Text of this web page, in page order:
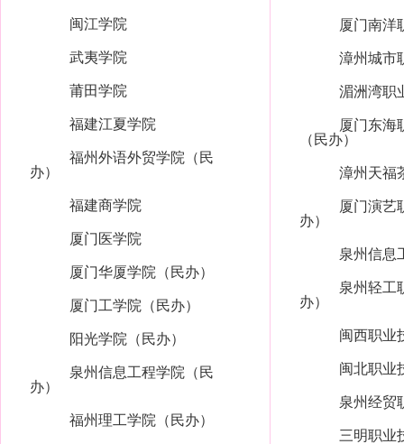
闽江学院
武夷学院
莆田学院
福建江夏学院
福州外语外贸学院（民
办）
福建商学院
厦门医学院
厦门华厦学院（民办）
厦门工学院（民办）
阳光学院（民办）
泉州信息工程学院（民
办）
福州理工学院（民办）
厦门南洋
漳州城市
湄洲湾职
厦门东海
（民办）
漳州天福
厦门演艺
办）
泉州信息
泉州轻工
办）
闽西职业
闽北职业
泉州经贸
三明职业